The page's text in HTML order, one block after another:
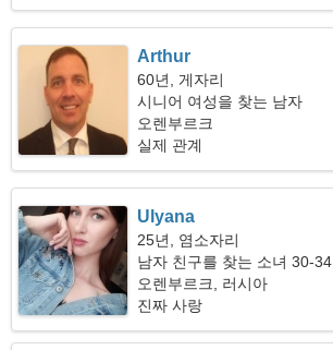
Arthur
60년, 게자리
시니어 여성을 찾는 남자
오렌부르크
실제 관계
Ulyana
25년, 염소자리
남자 친구를 찾는 소녀 30-34
오렌부르크, 러시아
진짜 사랑